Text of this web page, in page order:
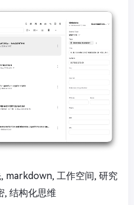
markdown, 工作空间, 研究
, 结构化思维